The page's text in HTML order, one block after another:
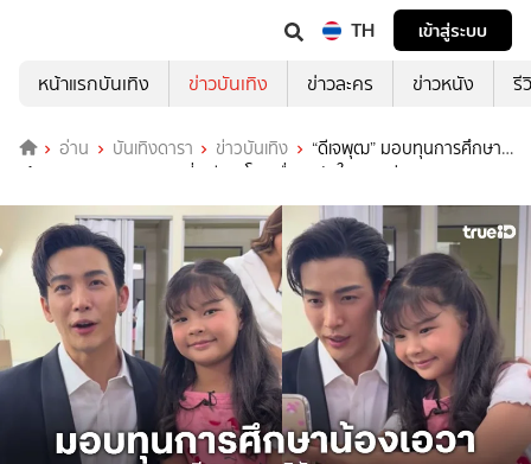
TH
เข้าสู่ระบบ
หน้าแรกบันเทิง
ข่าวบันเทิง ข่าวละคร ข่าวหนัง รี
อ่าน บันเทิงดารา ข่าวบันเทิง
“ดีเจพุฒ” มอบทุนการศึกษา
“น้องเอวา” ลูกสาว “แดนนี่ ศรีภิญโญ” ชื่นชมหัวใจสุดแกร่ง